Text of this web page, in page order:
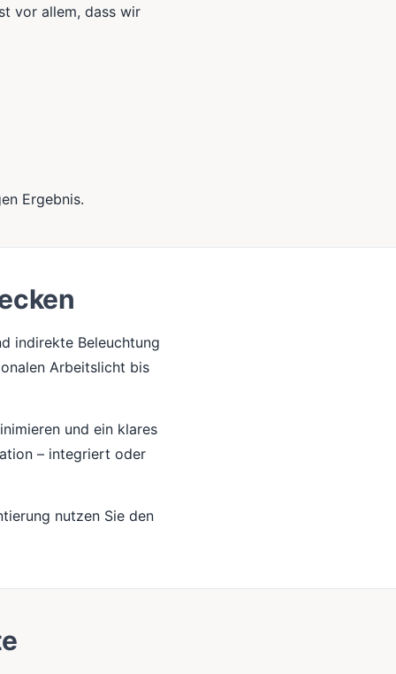
vor allem, dass wir
Ergebnis.
indirekte Beleuchtung
Arbeitslicht bis
und ein klares
– integriert oder
nutzen Sie den